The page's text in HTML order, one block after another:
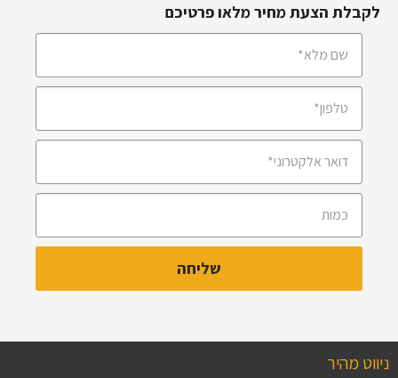
לקבלת הצעת מחיר מלאו פרטיכם
ניווט מהיר